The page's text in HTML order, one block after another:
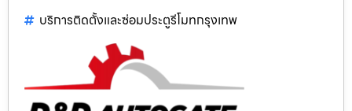
บริการติดตั้งและซ่อมประตูรีโมทกรุงเทพ